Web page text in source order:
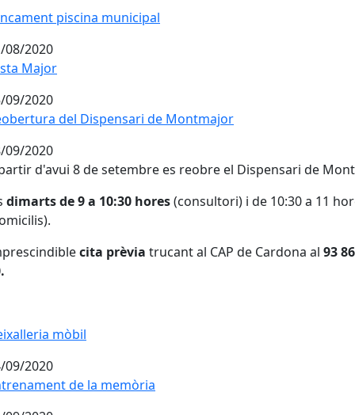
piscina municipal
08/2020
Major
Major
09/2020
del Dispensari de Montmajor
09/2020
d'avui 8 de setembre es reobre el Dispensari de
dimarts de 9 a 10:30 hores(consultori) i de 10:30 a 11
cita prèvia trucant al CAP de Cardona al 93
mòbil
mòbil
09/2020
de la memòria